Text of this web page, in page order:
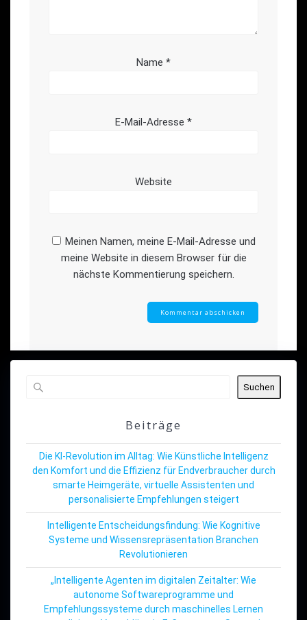
Name *
E-Mail-Adresse *
Website
Meinen Namen, meine E-Mail-Adresse und
meine Website in diesem Browser für die
nächste Kommentierung speichern.
Suchen
Beiträge
Die KI-Revolution im Alltag: Wie Künstliche Intelligenz
den Komfort und die Effizienz für Endverbraucher durch
smarte Heimgeräte, virtuelle Assistenten und
personalisierte Empfehlungen steigert
Intelligente Entscheidungsfindung: Wie Kognitive
Systeme und Wissensrepräsentation Branchen
Revolutionieren
„Intelligente Agenten im digitalen Zeitalter: Wie
autonome Softwareprogramme und
Empfehlungssysteme durch maschinelles Lernen